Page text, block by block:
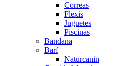
Correas
Flexis
Juguetes
Piscinas
Bandana
Barf
Naturcanin